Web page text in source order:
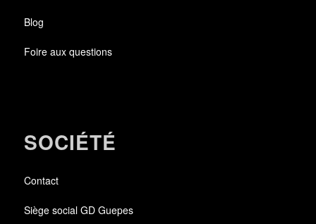
Blog
Foire aux questions
SOCIÉTÉ
Contact
Siège social GD Guepes